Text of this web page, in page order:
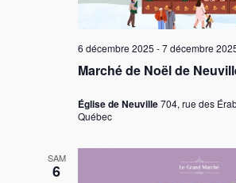
Marché de Noël de
6 décembre 2025 -7 décembre
Église de Neuville704, rue des
Québec
SAM
6